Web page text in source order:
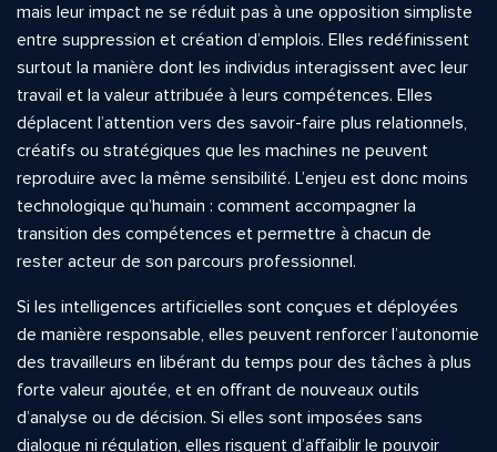
mais leur impact ne se réduit pas à une opposition simpliste
entre suppression et création d’emplois. Elles redéfinissent
surtout la manière dont les individus interagissent avec leur
travail et la valeur attribuée à leurs compétences. Elles
déplacent l’attention vers des savoir-faire plus relationnels,
créatifs ou stratégiques que les machines ne peuvent
reproduire avec la même sensibilité. L’enjeu est donc moins
technologique qu’humain : comment accompagner la
transition des compétences et permettre à chacun de
rester acteur de son parcours professionnel.
Si les intelligences artificielles sont conçues et déployées
de manière responsable, elles peuvent renforcer l’autonomie
des travailleurs en libérant du temps pour des tâches à plus
forte valeur ajoutée, et en offrant de nouveaux outils
d’analyse ou de décision. Si elles sont imposées sans
dialogue ni régulation, elles risquent d’affaiblir le pouvoir